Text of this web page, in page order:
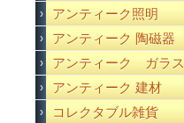
アンティーク照明
アンティーク 陶磁器
アンティーク ガラス
アンティーク 建材
コレクタブル雑貨